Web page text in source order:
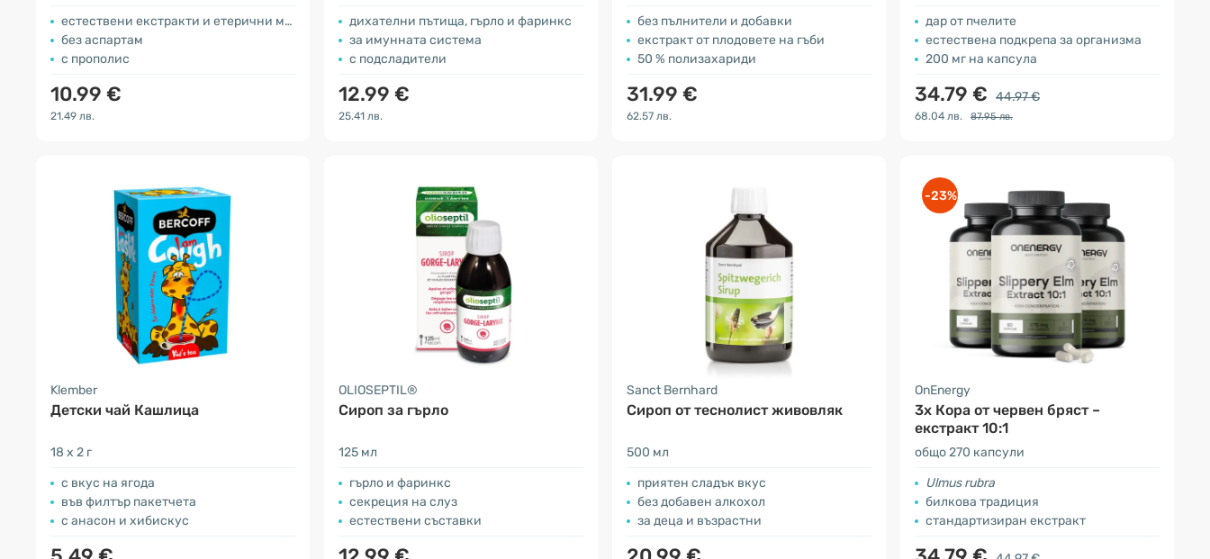
естествени екстракти и етерични масла
без аспартам
с прополис
10.99 €
21.49 лв.
дихателни пътища, гърло и фаринкс
за имунната система
с подсладители
12.99 €
25.41 лв.
без пълнители и добавки
екстракт от плодовете на гъби
50 % полизахариди
31.99 €
62.57 лв.
дар от пчелите
естествена подкрепа за организма
200 мг на капсула
34.79 € 44.97 €
68.04 лв. 87.95 лв.
Klember
Детски чай Кашлица
18 x 2 г
с вкус на ягода
във филтър пакетчета
с анасон и хибискус
OLIOSEPTIL®
Сироп за гърло
125 мл
гърло и фаринкс
секреция на слуз
естествени съставки
Sanct Bernhard
Сироп от теснолист живовляк
500 мл
приятен сладък вкус
без добавен алкохол
за деца и възрастни
-23%
OnEnergy
3x Кора от червен бряст –
екстракт 10:1
общо 270 капсули
Ulmus rubra
билкова традиция
стандартизиран екстракт